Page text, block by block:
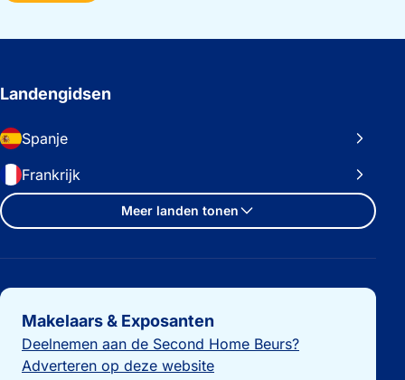
Landengidsen
Spanje
Frankrijk
Meer landen tonen
Belangrijke links
Makelaars & Exposanten
Deelnemen aan de Second Home Beurs?
Adverteren op deze website